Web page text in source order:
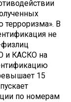
терроризма». В
не
физлиц
и КАСКО на
15
по номерам